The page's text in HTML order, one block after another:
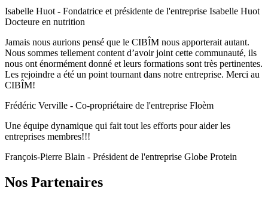
Isabelle Huot - Fondatrice et présidente de l'entreprise Isabelle Huot
Docteure en nutrition
Jamais nous aurions pensé que le CIBÎM nous apporterait autant.
Nous sommes tellement content d’avoir joint cette communauté, ils
nous ont énormément donné et leurs formations sont très pertinentes.
Les rejoindre a été un point tournant dans notre entreprise. Merci au
CIBÎM!
Frédéric Verville - Co-propriétaire de l'entreprise Floèm
Une équipe dynamique qui fait tout les efforts pour aider les
entreprises membres!!!
François-Pierre Blain - Président de l'entreprise Globe Protein
Nos Partenaires